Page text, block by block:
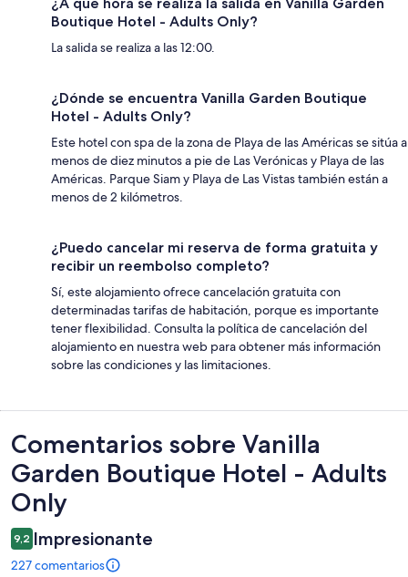
Boutique Hotel - Adults Only?
La salida se realiza a las 12:00.
¿Dónde se encuentra Vanilla Garden Boutique
Hotel - Adults Only?
Este hotel con spa de la zona de Playa de las Américas se sitúa a
menos de diez minutos a pie de Las Verónicas y Playa de las
Américas. Parque Siam y Playa de Las Vistas también están a
menos de 2 kilómetros.
¿Puedo cancelar mi reserva de forma gratuita y
recibir un reembolso completo?
Sí, este alojamiento ofrece cancelación gratuita con
determinadas tarifas de habitación, porque es importante
tener flexibilidad. Consulta la política de cancelación del
alojamiento en nuestra web para obtener más información
sobre las condiciones y las limitaciones.
Comentarios
Comentarios sobre Vanilla
Garden Boutique Hotel - Adults
Only
9,2 Impresionante
227 comentarios